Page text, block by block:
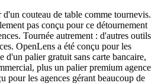
couteau de table comme tournevis.
pas conçu pour ce détournement
Tournée autrement : d'autres outils
OpenLens a été conçu pour les
d'un palier gratuit sans carte bancaire,
plus un palier premium agence
pour les agences gérant beaucoup de